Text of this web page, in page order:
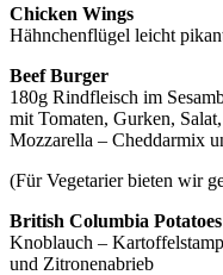
Chicken Wings
Hähnchenflügel leicht
Beef Burger
180g Rindfleisch im
mit Tomaten, Gurken,
Mozzarella – Cheddarmix
(Für Vegetarier bieten wir
British Columbia Potatoes
Knoblauch –
und Zitronenabrieb